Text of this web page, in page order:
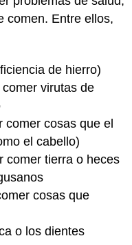
comen. Entre ellos,
de hierro)
comer virutas de
comer cosas que el
el cabello)
comer tierra o heces
cosas que
o los dientes